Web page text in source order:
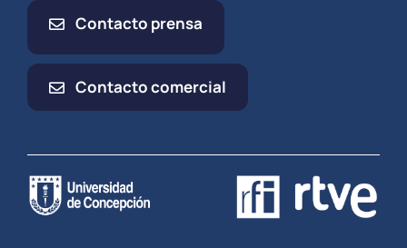
Contacto prensa
Contacto comercial